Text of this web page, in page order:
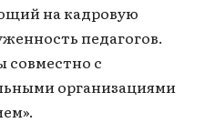
на кадровую
педагогов.
совместно с
организациями